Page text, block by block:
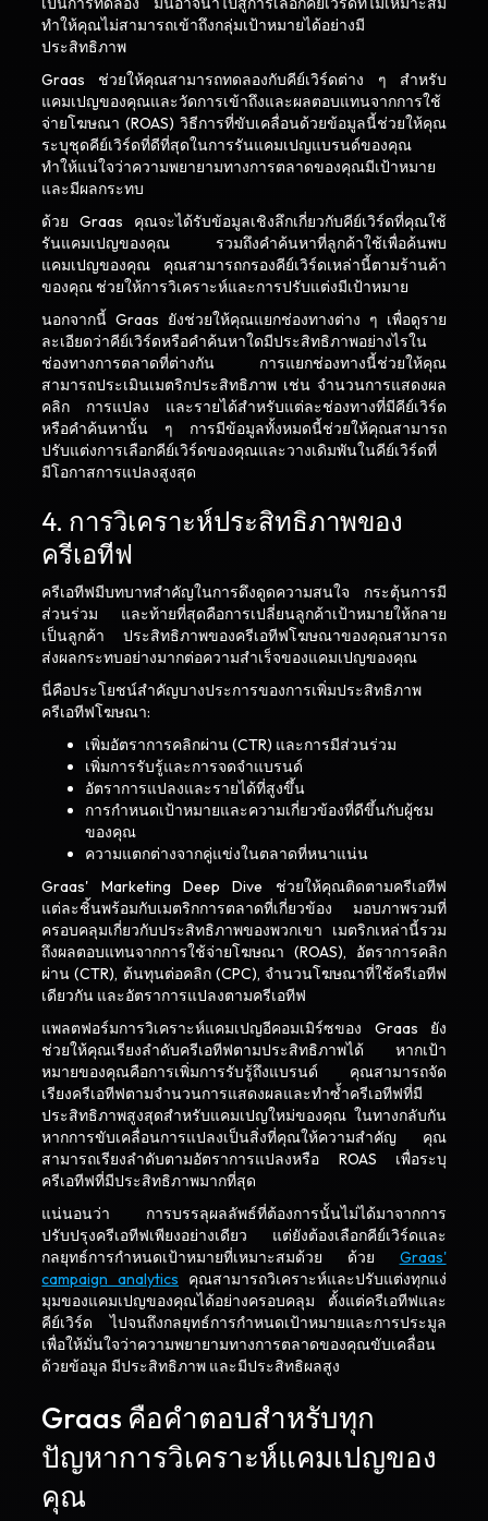
ทำให้คุณไม่สามารถเข้าถึงกลุ่มเป้าหมายได้อย่างมี
ประสิทธิภาพ
Graas ช่วยให้คุณสามารถทดลองกับคีย์เวิร์ดต่าง ๆ สำหรับ
แคมเปญของคุณและวัดการเข้าถึงและผลตอบแทนจากการใช้
จ่ายโฆษณา (ROAS) วิธีการที่ขับเคลื่อนด้วยข้อมูลนี้ช่วยให้คุณ
ระบุชุดคีย์เวิร์ดที่ดีที่สุดในการรันแคมเปญแบรนด์ของคุณ
ทำให้แน่ใจว่าความพยายามทางการตลาดของคุณมีเป้าหมาย
และมีผลกระทบ
ด้วย Graas คุณจะได้รับข้อมูลเชิงลึกเกี่ยวกับคีย์เวิร์ดที่คุณใช้
รันแคมเปญของคุณ รวมถึงคำค้นหาที่ลูกค้าใช้เพื่อค้นพบ
แคมเปญของคุณ คุณสามารถกรองคีย์เวิร์ดเหล่านี้ตามร้านค้า
ของคุณ ช่วยให้การวิเคราะห์และการปรับแต่งมีเป้าหมาย
นอกจากนี้ Graas ยังช่วยให้คุณแยกช่องทางต่าง ๆ เพื่อดูราย
ละเอียดว่าคีย์เวิร์ดหรือคำค้นหาใดมีประสิทธิภาพอย่างไรใน
ช่องทางการตลาดที่ต่างกัน การแยกช่องทางนี้ช่วยให้คุณ
สามารถประเมินเมตริกประสิทธิภาพ เช่น จำนวนการแสดงผล
คลิก การแปลง และรายได้สำหรับแต่ละช่องทางที่มีคีย์เวิร์ด
หรือคำค้นหานั้น ๆ การมีข้อมูลทั้งหมดนี้ช่วยให้คุณสามารถ
ปรับแต่งการเลือกคีย์เวิร์ดของคุณและวางเดิมพันในคีย์เวิร์ดที่
มีโอกาสการแปลงสูงสุด
4. การวิเคราะห์ประสิทธิภาพของ
ครีเอทีฟ
ครีเอทีฟมีบทบาทสำคัญในการดึงดูดความสนใจ กระตุ้นการมี
ส่วนร่วม และท้ายที่สุดคือการเปลี่ยนลูกค้าเป้าหมายให้กลาย
เป็นลูกค้า ประสิทธิภาพของครีเอทีฟโฆษณาของคุณสามารถ
ส่งผลกระทบอย่างมากต่อความสำเร็จของแคมเปญของคุณ
นี่คือประโยชน์สำคัญบางประการของการเพิ่มประสิทธิภาพ
ครีเอทีฟโฆษณา:
เพิ่มอัตราการคลิกผ่าน (CTR) และการมีส่วนร่วม
เพิ่มการรับรู้และการจดจำแบรนด์
อัตราการแปลงและรายได้ที่สูงขึ้น
การกำหนดเป้าหมายและความเกี่ยวข้องที่ดีขึ้นกับผู้ชม
ของคุณ
ความแตกต่างจากคู่แข่งในตลาดที่หนาแน่น
Graas' Marketing Deep Dive ช่วยให้คุณติดตามครีเอทีฟ
แต่ละชิ้นพร้อมกับเมตริกการตลาดที่เกี่ยวข้อง มอบภาพรวมที่
ครอบคลุมเกี่ยวกับประสิทธิภาพของพวกเขา เมตริกเหล่านี้รวม
ถึงผลตอบแทนจากการใช้จ่ายโฆษณา (ROAS), อัตราการคลิก
ผ่าน (CTR), ต้นทุนต่อคลิก (CPC), จำนวนโฆษณาที่ใช้ครีเอทีฟ
เดียวกัน และอัตราการแปลงตามครีเอทีฟ
แพลตฟอร์มการวิเคราะห์แคมเปญอีคอมเมิร์ซของ Graas ยัง
ช่วยให้คุณเรียงลำดับครีเอทีฟตามประสิทธิภาพได้ หากเป้า
หมายของคุณคือการเพิ่มการรับรู้ถึงแบรนด์ คุณสามารถจัด
เรียงครีเอทีฟตามจำนวนการแสดงผลและทำซ้ำครีเอทีฟที่มี
ประสิทธิภาพสูงสุดสำหรับแคมเปญใหม่ของคุณ ในทางกลับกัน
หากการขับเคลื่อนการแปลงเป็นสิ่งที่คุณให้ความสำคัญ คุณ
สามารถเรียงลำดับตามอัตราการแปลงหรือ ROAS เพื่อระบุ
ครีเอทีฟที่มีประสิทธิภาพมากที่สุด
แน่นอนว่า การบรรลุผลลัพธ์ที่ต้องการนั้นไม่ได้มาจากการ
ปรับปรุงครีเอทีฟเพียงอย่างเดียว แต่ยังต้องเลือกคีย์เวิร์ดและ
กลยุทธ์การกำหนดเป้าหมายที่เหมาะสมด้วย ด้วย Graas'
campaign analytics คุณสามารถวิเคราะห์และปรับแต่งทุกแง่
มุมของแคมเปญของคุณได้อย่างครอบคลุม ตั้งแต่ครีเอทีฟและ
คีย์เวิร์ด ไปจนถึงกลยุทธ์การกำหนดเป้าหมายและการประมูล
เพื่อให้มั่นใจว่าความพยายามทางการตลาดของคุณขับเคลื่อน
ด้วยข้อมูล มีประสิทธิภาพ และมีประสิทธิผลสูง
Graas คือคำตอบสำหรับทุก
ปัญหาการวิเคราะห์แคมเปญของ
คุณ